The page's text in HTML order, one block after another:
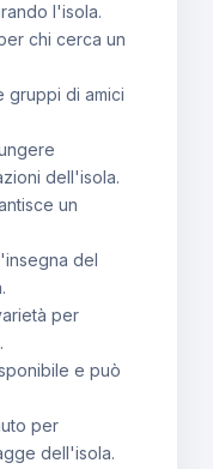
l'isola.
chi cerca un
gruppi di amici
dell'isola.
un
del
per
e può
per
dell'isola.